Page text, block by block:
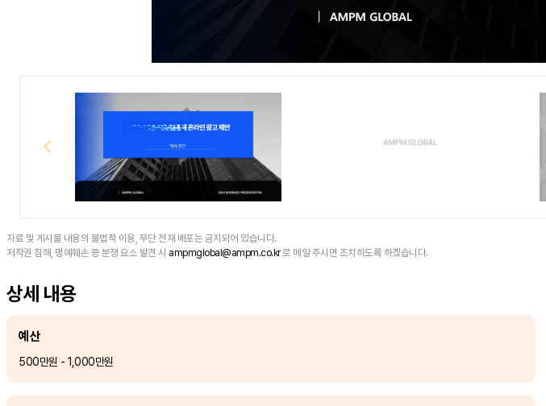
자료 및 게시물 내용의 불법적 이용, 무단 전재 배포는 금지되어 있습니다.
저작권 침해, 명예훼손 등 분쟁 요소 발견 시 ampmglobal@ampm.co.kr로 메일 주시면 조치하도록 하겠습니다.
상세 내용
예산
500만원 - 1,000만원